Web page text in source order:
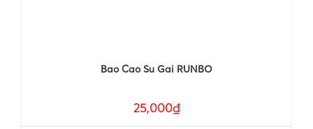
Bao Cao Su Gai RUNBO
25,000₫